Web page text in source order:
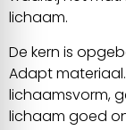
lichaam.
De kern is
Adapt
lichaamsvorm,
lichaam goed